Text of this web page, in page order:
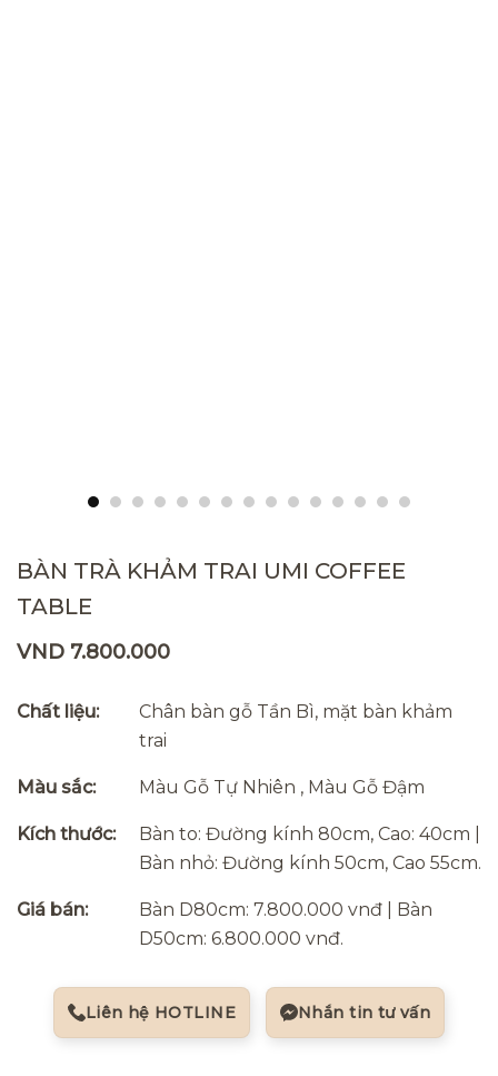
BÀN TRÀ KHẢM TRAI UMI COFFEE
TABLE
VND 7.800.000
Chất liệu:
Chân bàn gỗ Tần Bì, mặt bàn khảm
trai
Màu sắc: Màu Gỗ Tự Nhiên , Màu Gỗ Đậm
Kích thước:
Bàn to: Đường kính 80cm, Cao: 40cm |
Bàn nhỏ: Đường kính 50cm, Cao 55cm.
Giá bán:
Bàn D80cm: 7.800.000 vnđ | Bàn
D50cm: 6.800.000 vnđ.
Liên hệ HOTLINE Nhắn tin tư vấn